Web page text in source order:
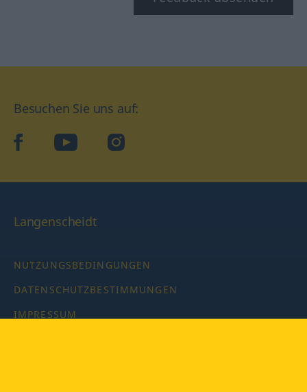
Besuchen Sie uns auf:
facebookYouTube Instagram
Langenscheidt
NUTZUNGSBEDINGUNGEN
DATENSCHUTZBESTIMMUNGEN
IMPRESSUM